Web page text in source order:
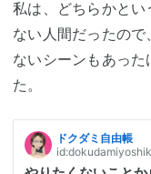
私は、どちらかと
ない人間だったの
ないシーンもあった
た。